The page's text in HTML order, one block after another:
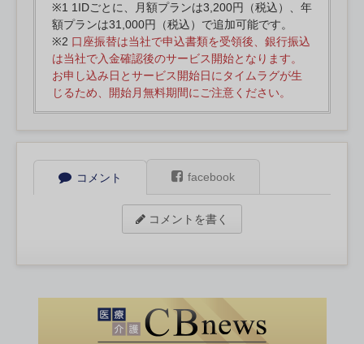
※1 1IDごとに、月額プランは3,200円（税込）、年
額プランは31,000円（税込）で追加可能です。
※2 口座振替は当社で申込書類を受領後、銀行振込
は当社で入金確認後のサービス開始となります。
お申し込み日とサービス開始日にタイムラグが生
じるため、開始月無料期間にご注意ください。
コメント facebook
コメントを書く